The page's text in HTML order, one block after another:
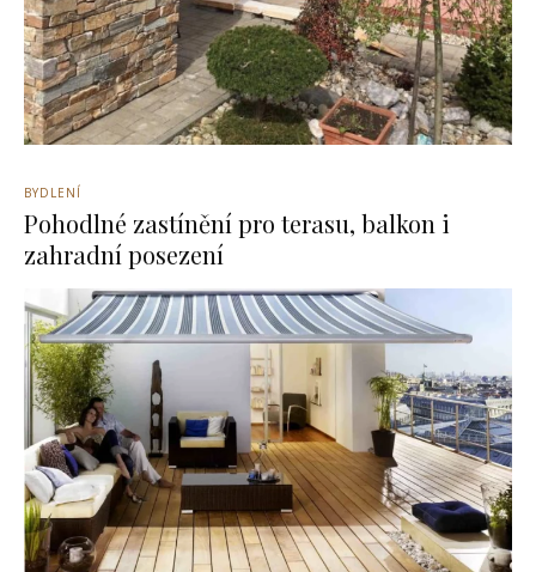
BYDLENÍ
Pohodlné zastínění pro terasu, balkon i
zahradní posezení